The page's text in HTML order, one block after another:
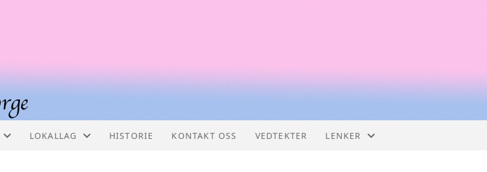
LOKALLAG HISTORIE KONTAKT OSS VEDTEKTER LENKER